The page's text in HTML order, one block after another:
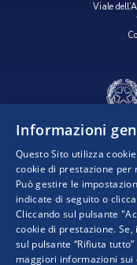
Viale
Informazioni
Questo Sito utilizza
cookie di prestazione
Può gestire le
indicate di seguito o
Cliccando sul pulsante
cookie di prestazione.
sul pulsante “Rifiuta
maggiori informazioni sui